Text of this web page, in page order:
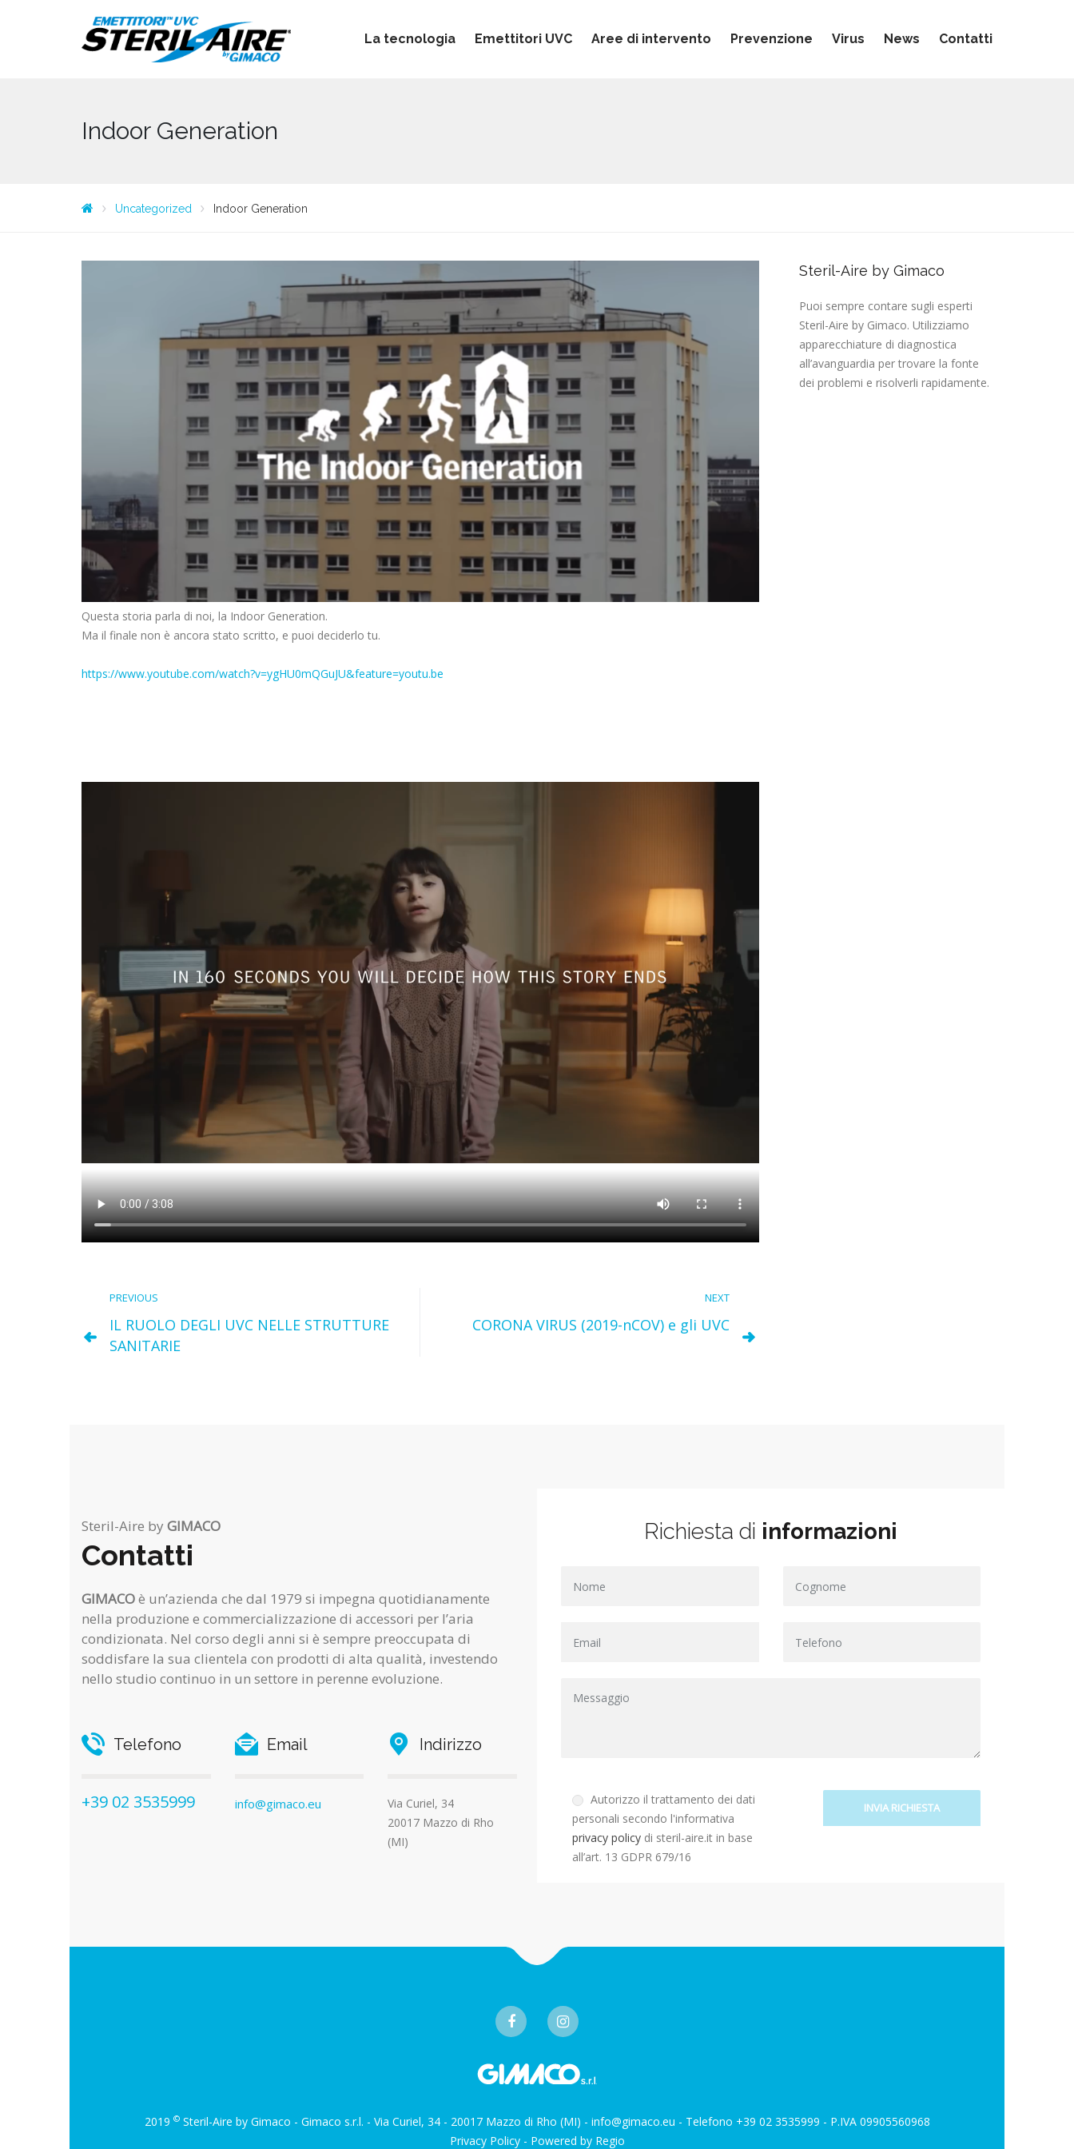
La tecnologia Emettitori UVC Aree di intervento Prevenzione Virus News Contatti
Indoor Generation
Uncategorized Indoor Generation
Questa storia parla di noi, la Indoor Generation.
Ma il finale non è ancora stato scritto, e puoi deciderlo tu.
https://www.youtube.com/watch?v=ygHU0mQGuJU&feature=youtu.be
PREVIOUS
IL RUOLO DEGLI UVC NELLE STRUTTURE
SANITARIE
NEXT
CORONA VIRUS (2019-nCOV) e gli UVC
Steril-Aire by Gimaco
Puoi sempre contare sugli esperti
Steril-Aire by Gimaco. Utilizziamo
apparecchiature di diagnostica
all’avanguardia per trovare la fonte
dei problemi e risolverli rapidamente.
Steril-Aire by GIMACO
Contatti
GIMACOè un’azienda che dal 1979 si impegna quotidianamente
nella produzione e commercializzazione di accessori per l’aria
condizionata. Nel corso degli anni si è sempre preoccupata di
soddisfare la sua clientela con prodotti di alta qualità, investendo
nello studio continuo in un settore in perenne evoluzione.
Telefono
+39 02 3535999
Email
info@gimaco.eu
Indirizzo
Via Curiel, 34
20017 Mazzo di Rho
(MI)
Richiesta di informazioni
Autorizzo il trattamento dei dati
personali secondo l'informativa
privacy policy di steril-aire.it in base
all’art. 13 GDPR 679/16
2019 ©Steril-Aire by Gimaco - Gimaco s.r.l. - Via Curiel, 34 - 20017 Mazzo di Rho (MI) - info@gimaco.eu - Telefono +39 02 3535999 - P.IVA 09905560968
Privacy Policy- Powered by Regio